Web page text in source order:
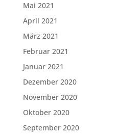
Mai 2021
April 2021
März 2021
Februar 2021
Januar 2021
Dezember 2020
November 2020
Oktober 2020
September 2020